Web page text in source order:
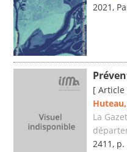
2021,
[ Article
La
2411, p.